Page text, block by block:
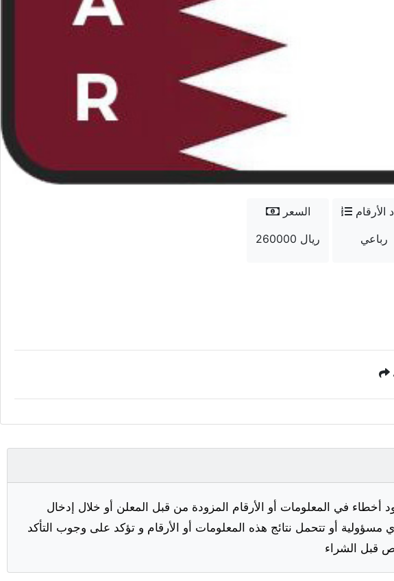
السعر
260000 ريال
الأرقام
رباعي
أخطاء في المعلومات أو الأرقام المزودة من قبل المعلن أو خلال إدخال
أو تتحمل نتائج هذه المعلومات أو الأرقام و تؤكد على وجوب التأكد